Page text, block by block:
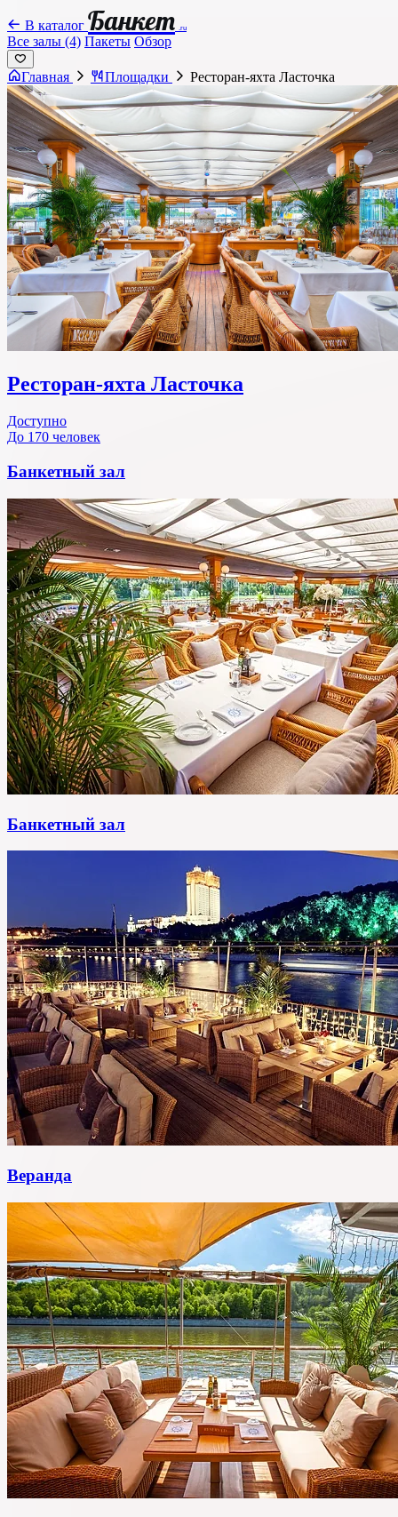
В каталог Банкет .ru
Все залы (4) Пакеты Обзор
Главная Площадки Ресторан-яхта Ласточка
Ресторан-яхта Ласточка
Доступно
До 170 человек
Банкетный зал
Банкетный зал
Веранда